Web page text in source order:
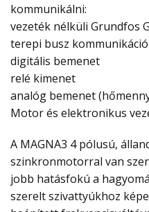
kommunikálni:
vezeték nélküli Grundfos
terepi busz
digitális bemenet
relé kimenet
analóg bemenet
Motor és elektronikus
A MAGNA3 4 pólusú,
szinkronmotorral van
jobb hatásfokú a
szerelt szivattyúkhoz